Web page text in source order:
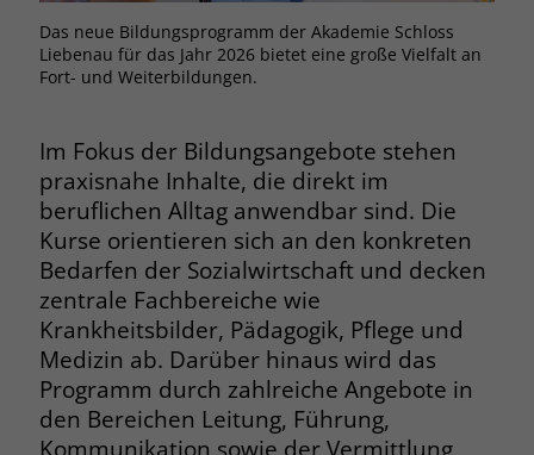
Das neue Bildungsprogramm der Akademie Schloss
Liebenau für das Jahr 2026 bietet eine große Vielfalt an
Fort- und Weiterbildungen.
Im Fokus der Bildungsangebote stehen
praxisnahe Inhalte, die direkt im
beruflichen Alltag anwendbar sind. Die
Kurse orientieren sich an den konkreten
Bedarfen der Sozialwirtschaft und decken
zentrale Fachbereiche wie
Krankheitsbilder, Pädagogik, Pflege und
Medizin ab. Darüber hinaus wird das
Programm durch zahlreiche Angebote in
den Bereichen Leitung, Führung,
Kommunikation sowie der Vermittlung
Name PHPSESSID
Laufzeit Session
Zweck
Behält die Zustände des Benutzers bei
allen Seitenanfragen bei.
Name cookie_optin
Anbieter www.stiftung-liebenau.de
Laufzeit 1 Monat
Zweck
Browsers und die Einstellungen
exklusiv für diese Website zu speichern.
Dadurch wird gewährleistet, dass
werden, mit derselben
Benutzerkennung verknüpft werden.
Name _clsk
Anbieter www.clarity.ms
Laufzeit 1 Jahr
Microsoft Clarity setzt dieses Cookie,
um die Seitenaufrufe eines Benutzers